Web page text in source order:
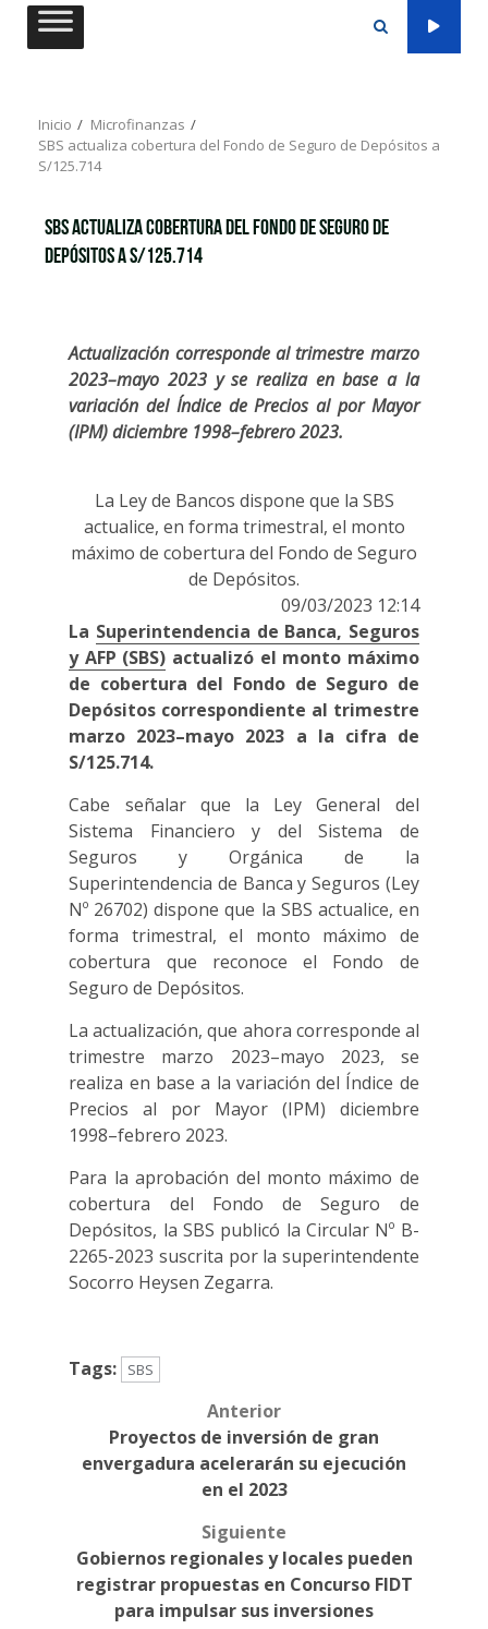
Saltar
Inicio
Microfinanzas
SBS actualiza cobertura del Fondo de Seguro de Depósitos a
S/125.714
SBS actualiza cobertura del Fondo de Seguro de
Depósitos a S/125.714
Actualización corresponde al trimestre marzo
2023–mayo 2023 y se realiza en base a la
variación del Índice de Precios al por Mayor
(IPM) diciembre 1998–febrero 2023.
La Ley de Bancos dispone que la SBS
actualice, en forma trimestral, el monto
máximo de cobertura del Fondo de Seguro
de Depósitos.
09/03/2023 12:14
La Superintendencia de Banca, Seguros
y AFP (SBS) actualizó el monto máximo
de cobertura del Fondo de Seguro de
Depósitos correspondiente al trimestre
marzo 2023–mayo 2023 a la cifra de
S/125.714.
Cabe señalar que la Ley General del
Sistema Financiero y del Sistema de
Seguros y Orgánica de la
Superintendencia de Banca y Seguros (Ley
Nº 26702) dispone que la SBS actualice, en
forma trimestral, el monto máximo de
cobertura que reconoce el Fondo de
Seguro de Depósitos.
La actualización, que ahora corresponde al
trimestre marzo 2023–mayo 2023, se
realiza en base a la variación del Índice de
Precios al por Mayor (IPM) diciembre
1998–febrero 2023.
Para la aprobación del monto máximo de
cobertura del Fondo de Seguro de
Depósitos, la SBS publicó la Circular Nº B-
2265-2023 suscrita por la superintendente
Socorro Heysen Zegarra.
Tags: SBS
navigation
Anterior
Proyectos de inversión de gran
envergadura acelerarán su ejecución
en el 2023
Siguiente
Gobiernos regionales y locales pueden
registrar propuestas en Concurso FIDT
para impulsar sus inversiones